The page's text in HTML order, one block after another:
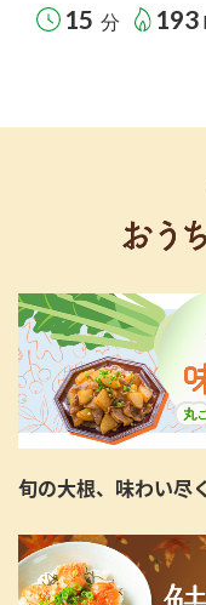
15 分 193
旬の大根、味わい尽